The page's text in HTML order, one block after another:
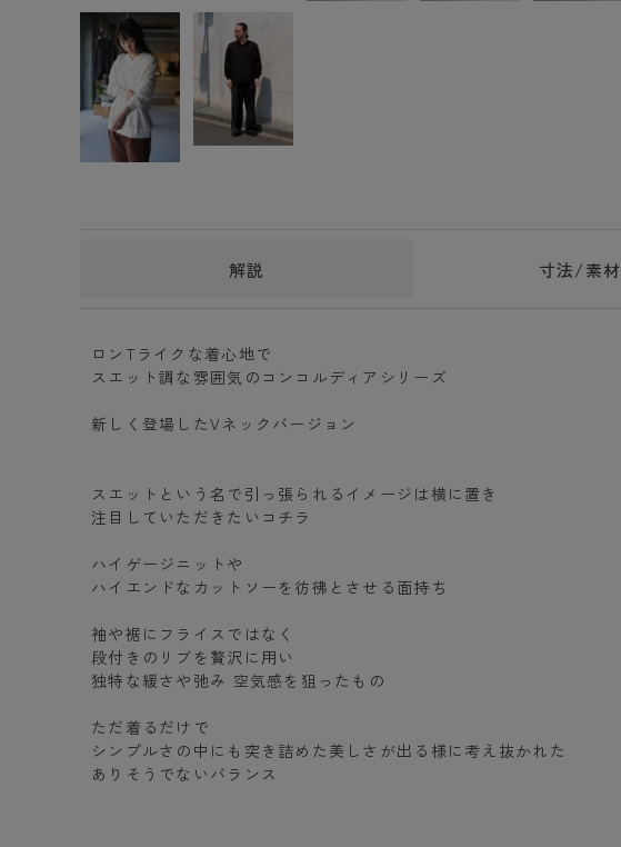
解説 寸法/素材
ロンTライクな着心地で
スエット調な雰囲気のコンコルディアシリーズ
新しく登場したVネックバージョン
スエットという名で引っ張られるイメージは横に置き
注目していただきたいコチラ
ハイゲージニットや
ハイエンドなカットソーを彷彿とさせる面持ち
袖や裾にフライスではなく
段付きのリブを贅沢に用い
独特な緩さや弛み 空気感を狙ったもの
ただ着るだけで
シンプルさの中にも突き詰めた美しさが出る様に考え抜かれた
ありそうでないバランス